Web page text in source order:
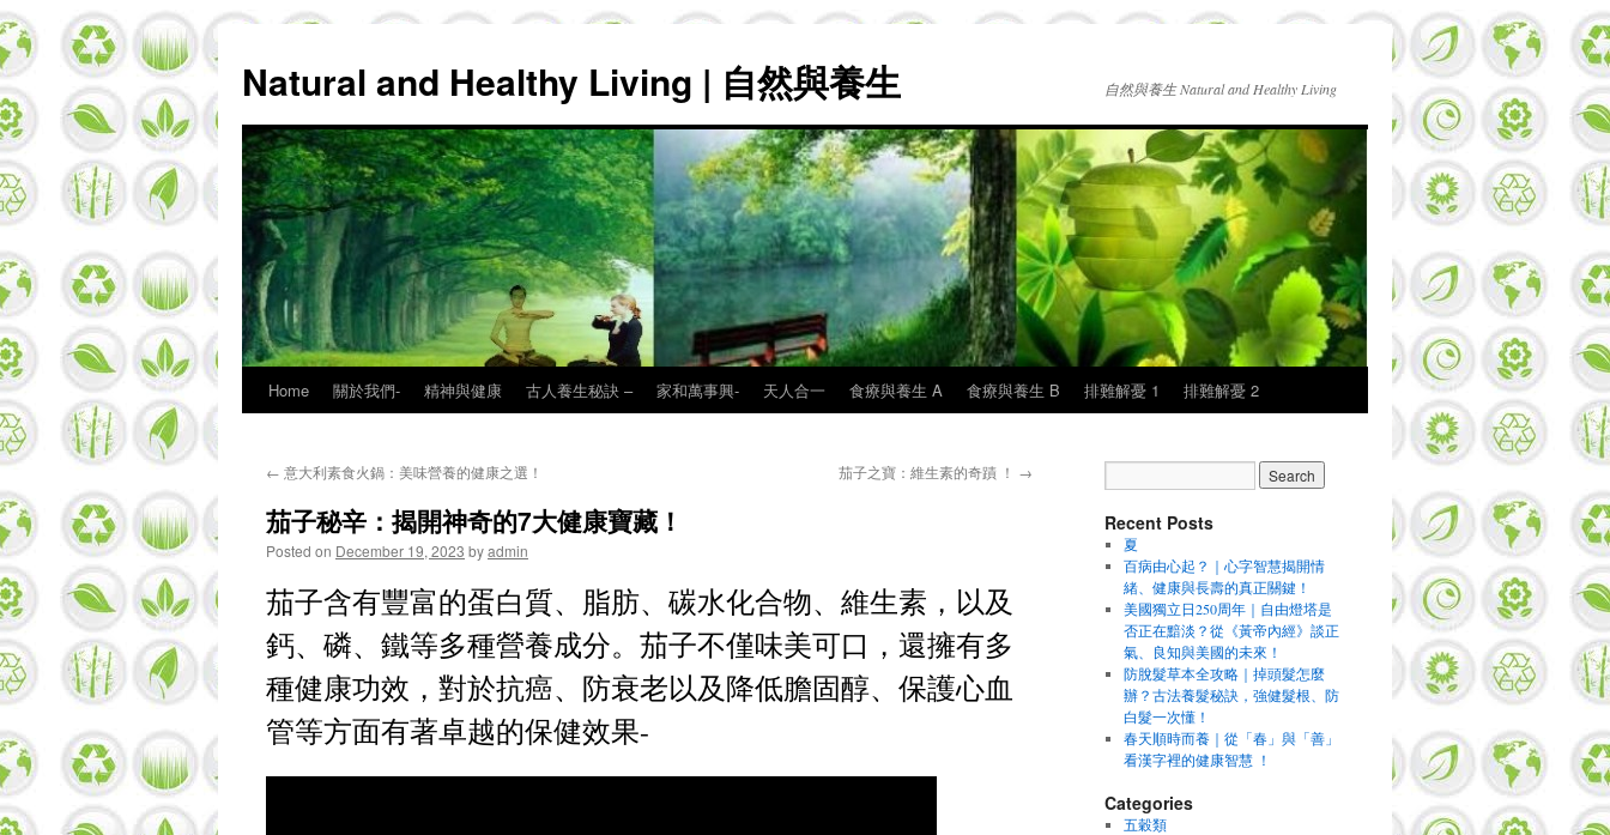
Natural and Healthy Living | 自然與養生 自然與養生 Natural and Healthy Living
Skip
content
Home 關於我們- 精神與健康 古人養生秘訣 – 家和萬事興- 天人合一 食療與養生 A 食療與養生 B 排難解憂 1 排難解憂 2
← 意大利素食火鍋：美味營養的健康之選！ 茄子之寶：維生素的奇蹟 ！ →
茄子秘辛：揭開神奇的7大健康寶藏！
Posted on December 19, 2023 byadmin
茄子含有豐富的蛋白質、脂肪、碳水化合物、維生素，以及
鈣、磷、鐵等多種營養成分。茄子不僅味美可口，還擁有多
種健康功效，對於抗癌、防衰老以及降低膽固醇、保護心血
管等方面有著卓越的保健效果-
Recent Posts
夏
百病由心起？｜心字智慧揭開情
緒、健康與長壽的真正關鍵！
美國獨立日250周年｜自由燈塔是
否正在黯淡？從《黃帝內經》談正
氣、良知與美國的未來！
防脫髮草本全攻略｜掉頭髮怎麼
辦？古法養髮秘訣，強健髮根、防
白髮一次懂！
春天順時而養｜從「春」與「善」
看漢字裡的健康智慧 ！
Categories
五穀類